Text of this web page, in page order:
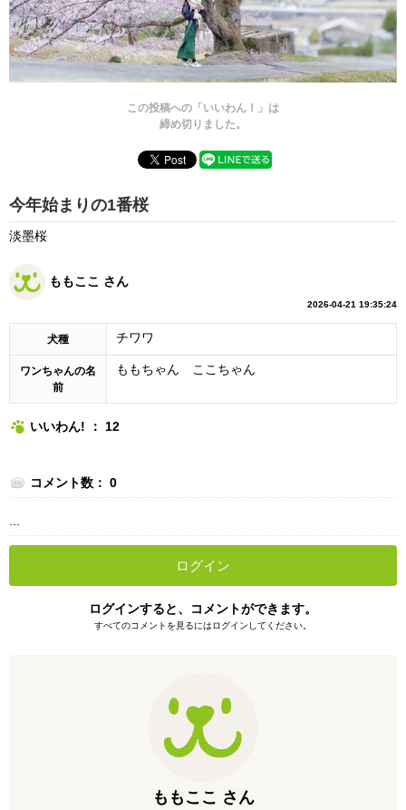
この投稿への「いいわん！」は
締め切りました。
今年始まりの1番桜
淡墨桜
ももここ さん
2026-04-21 19:35:24
犬種 チワワ
ワンちゃんの名
前
ももちゃん ここちゃん
いいわん! ： 12
コメント数： 0
...
ログイン
ログインすると、コメントができます。
すべてのコメントを見るにはログインしてください。
ももここ さん